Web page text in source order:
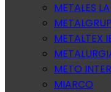
METALES
METALGRUP
METALTEX
METO
MIARCO